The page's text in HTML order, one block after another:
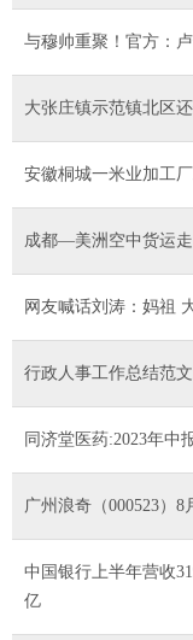
与穆帅重聚！官方：
大张庄镇示范镇北区
安徽桐城一米业加工
成都—美洲空中货运
网友喊话刘涛：妈祖
行政人事工作总结范
同济堂医药:2023年中
广州浪奇（000523）
中国银行上半年营收
亿